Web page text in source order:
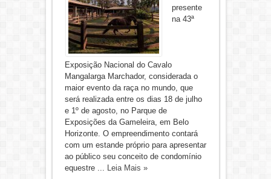
presente
na 43ª
Exposição Nacional do Cavalo
Mangalarga Marchador, considerada o
maior evento da raça no mundo, que
será realizada entre os dias 18 de julho
e 1º de agosto, no Parque de
Exposições da Gameleira, em Belo
Horizonte. O empreendimento contará
com um estande próprio para apresentar
ao público seu conceito de condomínio
equestre ... Leia Mais »